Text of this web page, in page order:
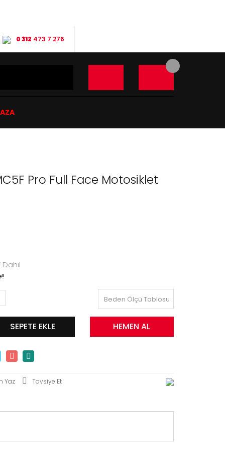
0 312 473 7 276
Pro Full Face Motosiklet
Dahil
Beden Ölçü Tablosu
SEPETE EKLE HEMEN AL
Yaz Tavsiye Et